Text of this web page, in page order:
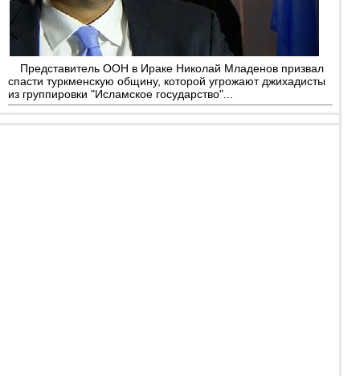
Представитель ООН в Ираке Николай Младенов призвал
спасти туркменскую общину, которой угрожают джихадисты
из группировки "Исламское государство"...